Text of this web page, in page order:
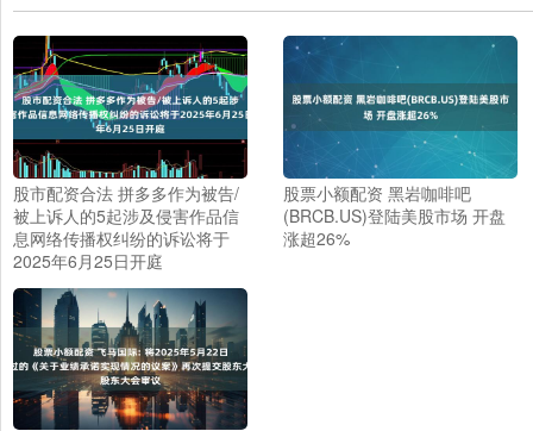
股市配资合法 拼多多作为被告/
被上诉人的5起涉及侵害作品信
息网络传播权纠纷的诉讼将于
2025年6月25日开庭
股票小额配资 黑岩咖啡吧
(BRCB.US)登陆美股市场 开盘
涨超26%